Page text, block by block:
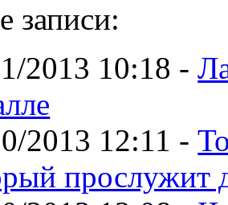
записи:
2013 10:18 -
2013 12:11 -
прослужит